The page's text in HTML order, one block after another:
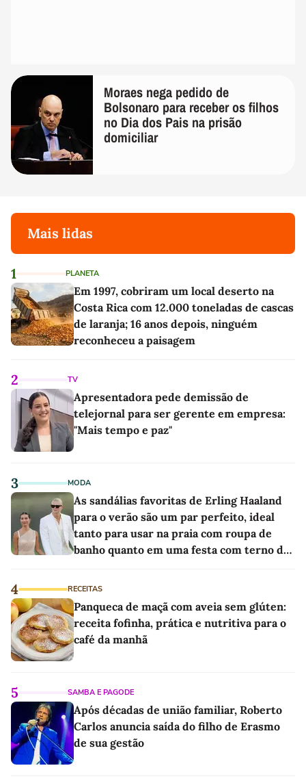
Moraes nega pedido de
Bolsonaro para receber os filhos
no Dia dos Pais na prisão
domiciliar
Mais lidas
1 PLANETA
Em 1997, cobriram um local deserto na
Costa Rica com 12.000 toneladas de cascas
de laranja; 16 anos depois, ninguém
reconheceu a paisagem
2 TV
Apresentadora pede demissão de
telejornal para ser gerente em empresa:
"Mais tempo e paz"
3 MODA
As sandálias favoritas de Erling Haaland
para o verão são um par perfeito, ideal
tanto para usar na praia com roupa de
banho quanto em uma festa com terno de
4 RECEITAS
Panqueca de maçã com aveia sem glúten:
receita fofinha, prática e nutritiva para o
café da manhã
5 SAMBA E PAGODE
Após décadas de união familiar, Roberto
Carlos anuncia saída do filho de Erasmo
de sua gestão